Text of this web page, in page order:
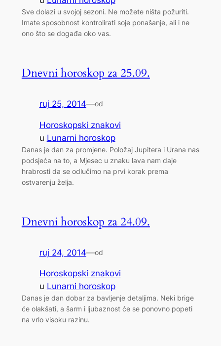
Sve dolazi u svojoj sezoni. Ne možete ništa požuriti.
Imate sposobnost kontrolirati soje ponašanje, ali i ne
ono što se događa oko vas.
Dnevni horoskop za 25.09.
ruj 25, 2014—od
Horoskopski znakovi
u Lunarni horoskop
Danas je dan za promjene. Položaj Jupitera i Urana nas
podsjeća na to, a Mjesec u znaku lava nam daje
hrabrosti da se odlučimo na prvi korak prema
ostvarenju želja.
Dnevni horoskop za 24.09.
ruj 24, 2014—od
Horoskopski znakovi
u Lunarni horoskop
Danas je dan dobar za bavljenje detaljima. Neki brige
će olakšati, a šarm i ljubaznost će se ponovno popeti
na vrlo visoku razinu.